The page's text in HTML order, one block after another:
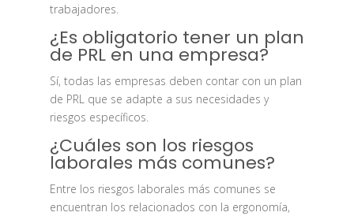
trabajadores.
¿Es obligatorio tener un plan
de PRL en una empresa?
Sí, todas las empresas deben contar con un plan
de PRL que se adapte a sus necesidades y
riesgos específicos.
¿Cuáles son los riesgos
laborales más comunes?
Entre los riesgos laborales más comunes se
encuentran los relacionados con la ergonomía,